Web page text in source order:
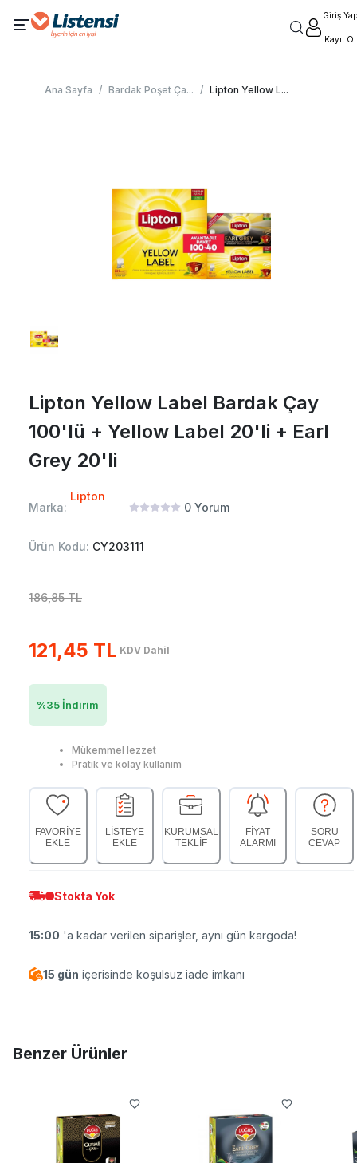
Giriş Yap
Kayıt Ol
Ana Sayfa / Bardak Poşet Ça... / Lipton Yellow L...
Lipton Yellow Label Bardak Çay
100'lü + Yellow Label 20'li + Earl
Grey 20'li
Marka:
Lipton
0 Yorum
Ürün Kodu: CY203111
186,85 TL
121,45 TL KDV Dahil
%35 İndirim
Mükemmel lezzet
Pratik ve kolay kullanım
FAVORİYE
EKLE
LİSTEYE
EKLE
KURUMSAL
TEKLİF
FİYAT
ALARMI
SORU
CEVAP
Stokta Yok
15:00 'a kadar verilen siparişler, aynı gün kargoda!
15 gün içerisinde koşulsuz iade imkanı
Benzer Ürünler